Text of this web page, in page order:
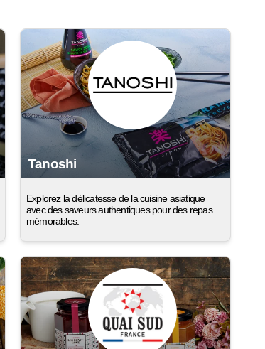
Tanoshi
Explorez la délicatesse de la cuisine asiatique
avec des saveurs authentiques pour des repas
mémorables.